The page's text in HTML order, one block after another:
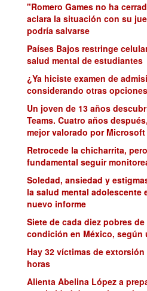
"Romero Games no ha
aclara la situación con su
podría salvarse
Países Bajos restringe
salud mental de estudiantes
¿Ya hiciste examen de
considerando otras
Un joven de 13 años
Teams. Cuatro años
mejor valorado por Microsoft
Retrocede la chicharrita,
fundamental seguir
Soledad, ansiedad y
la salud mental adolescente
nuevo informe
Siete de cada diez pobres
condición en México, según
Hay 32 víctimas de
horas
Alienta Abelina López a